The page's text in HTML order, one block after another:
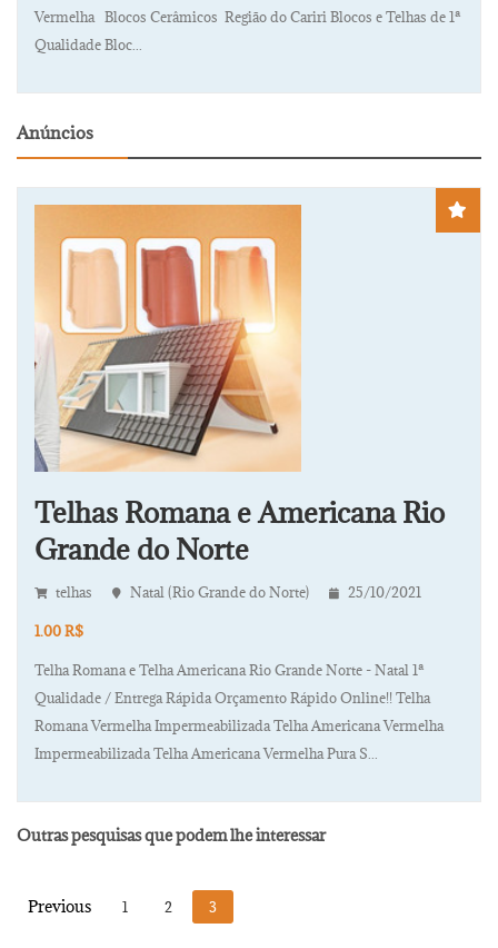
Vermelha Blocos Cerâmicos Região do Cariri Blocos e Telhas de 1ª
Qualidade Bloc...
Anúncios
Telhas Romana e Americana Rio
Grande do Norte
telhas Natal (Rio Grande do Norte) 25/10/2021
1.00 R$
Telha Romana e Telha Americana Rio Grande Norte - Natal 1ª
Qualidade / Entrega Rápida Orçamento Rápido Online!! Telha
Romana Vermelha Impermeabilizada Telha Americana Vermelha
Impermeabilizada Telha Americana Vermelha Pura S...
Outras pesquisas que podem lhe interessar
1 2 3